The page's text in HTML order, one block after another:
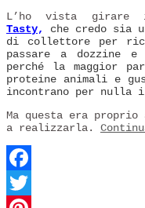
L’ho vista
Tasty, che credo sia
di collettore per
passare a dozzine e
perché la maggior
proteine animali e
incontrano per nulla
Ma questa era
a realizzarla.
Facebook